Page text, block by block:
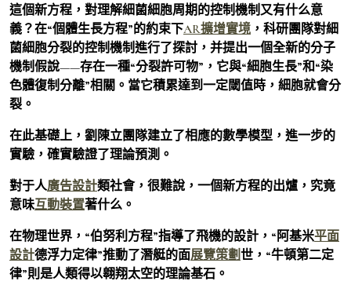
這個新方程，對理解細菌細胞周期的控制機制又有什么意
義？在“個體生長方程”的約束下AR擴增實境 ，科研團隊對細
菌細胞分裂的控制機制進行了探討，并提出一個全新的分子
機制假說——存在一種“分裂許可物”，它與“細胞生長”和“染
色體復制分離”相關。當它積累達到一定閾值時，細胞就會分
裂。
在此基礎上，劉陳立團隊建立了相應的數學模型，進一步的
實驗，確實驗證了理論預測。
對于人廣告設計類社會，很難說，一個新方程的出爐，究竟
意味互動裝置著什么。
在物理世界，“伯努利方程”指導了飛機的設計，“阿基米平面
設計德浮力定律”推動了潛艇的面展覽策劃世，“牛頓第二定
律”則是人類得以翱翔太空的理論基石。